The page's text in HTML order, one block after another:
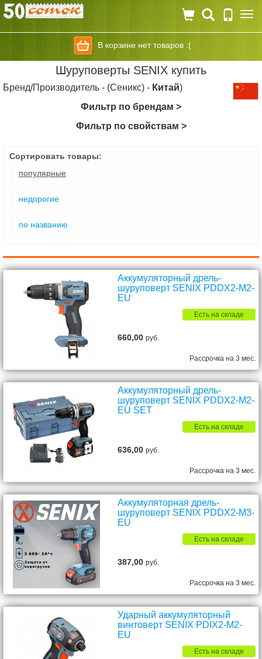
В корзине нет товаров :(
Шуруповерты SENIX купить
Бренд/Производитель - (Сеникс) - Китай)
Фильтр по брендам >
Фильтр по свойствам >
Сортировать товары:
популярные
недорогие
по названию
Аккумуляторный дрель-
шуруповерт SENIX PDDX2-M2-
EU
Есть на складе
660,00руб.
Рассрочка на 3 мес.
Аккумуляторный дрель-
шуруповерт SENIX PDDX2-M2-
EU SET
Есть на складе
636,00руб.
Рассрочка на 3 мес.
Аккумуляторная дрель-
шуруповерт SENIX PDDX2-M3-
EU
Есть на складе
387,00руб.
Рассрочка на 3 мес.
Ударный аккумуляторный
винтоверт SENIX PDIX2-M2-
EU
Есть на складе